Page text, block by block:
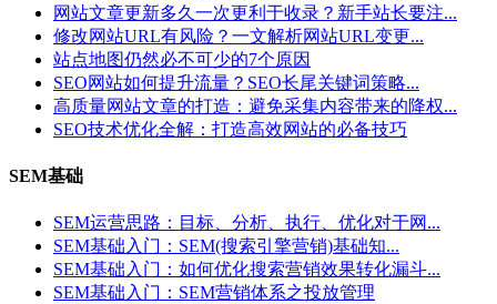
网站文章更新多久一次更利于收录？新手站长要注...
修改网站URL有风险？一文解析网站URL变更...
站点地图仍然必不可少的7个原因
SEO网站如何提升流量？SEO长尾关键词策略...
高质量网站文章的打造：避免采集内容带来的降权...
SEO技术优化全解：打造高效网站的必备技巧
SEM基础
SEM运营思路：目标、分析、执行、优化对于网...
SEM基础入门：SEM(搜索引擎营销)基础知...
SEM基础入门：如何优化搜索营销效果转化漏斗...
SEM基础入门：SEM营销体系之投放管理